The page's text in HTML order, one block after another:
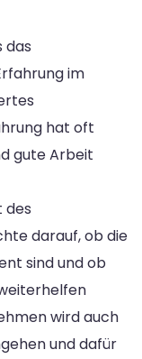
das
im
hat oft
gute Arbeit
des
darauf, ob die
sind und ob
wird auch
und dafür